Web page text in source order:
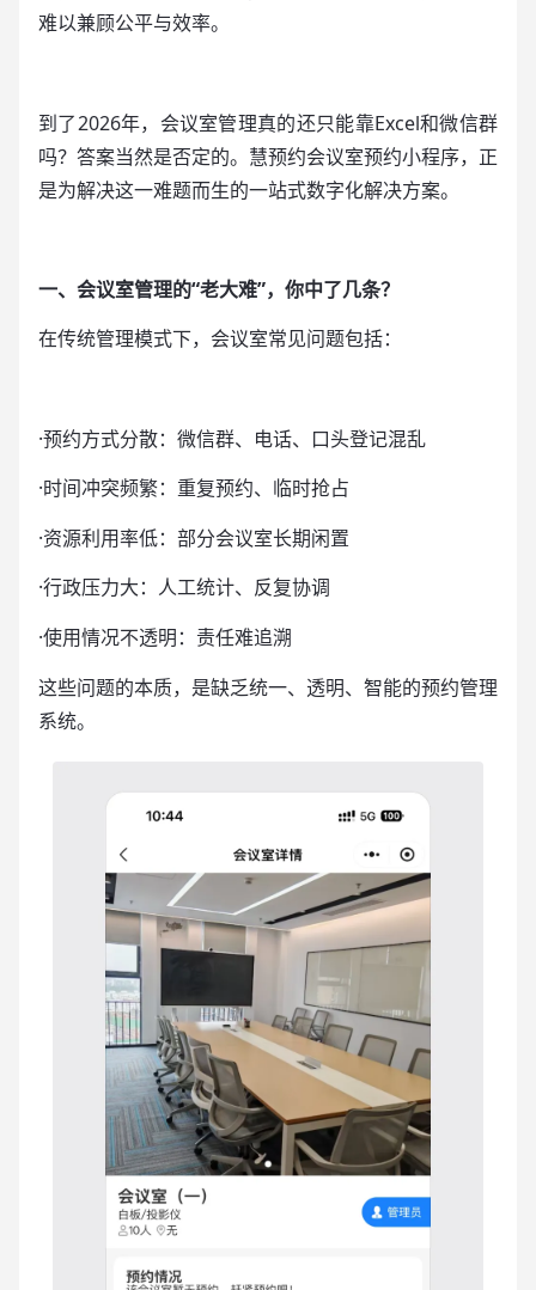
难以兼顾公平与效率。
到了2026年，会议室管理真的还只能靠Excel和微信群
吗？答案当然是否定的。慧预约会议室预约小程序，正
是为解决这一难题而生的一站式数字化解决方案。
一、会议室管理的“老大难”，你中了几条？
在传统管理模式下，会议室常见问题包括：
·预约方式分散：微信群、电话、口头登记混乱
·时间冲突频繁：重复预约、临时抢占
·资源利用率低：部分会议室长期闲置
·行政压力大：人工统计、反复协调
·使用情况不透明：责任难追溯
这些问题的本质，是缺乏统一、透明、智能的预约管理
系统。